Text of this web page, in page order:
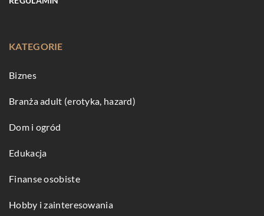
KATEGORIE
Biznes
Branża adult (erotyka, hazard)
Dom i ogród
Edukacja
Finanse osobiste
Hobby i zainteresowania